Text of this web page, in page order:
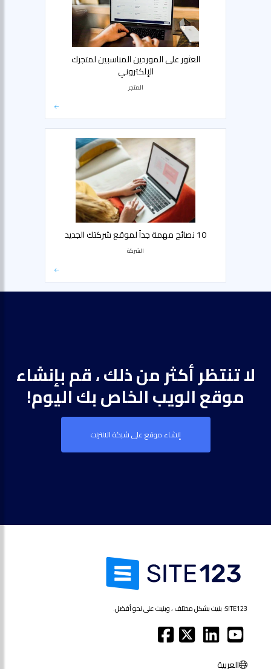
العثور على الموردين المناسبين لمتجرك
الإلكتروني
المتجر
10 نصائح مهمة جداً لموقع شركتك الجديد
الشركة
لا تنتظر أكثر من ذلك ، قم بإنشاء
موقع الويب الخاص بك اليوم!
إنشاء موقع على شبكة الانترنت
SITE123: بنيت بشكل مختلف ، وبنيت على نحو أفضل.
العربية